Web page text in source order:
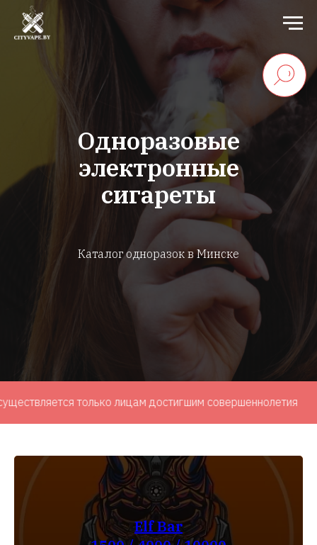
Одноразовые
электронные
сигареты
Каталог одноразок в Минске
только лицам достигшим совершеннолетия
Elf Bar